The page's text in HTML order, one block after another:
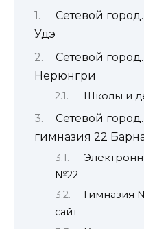
Сетевой
Удэ
Сетевой
Нерюнгри
Школы и
Сетевой
гимназия 22
№22
Гимназия
сайт